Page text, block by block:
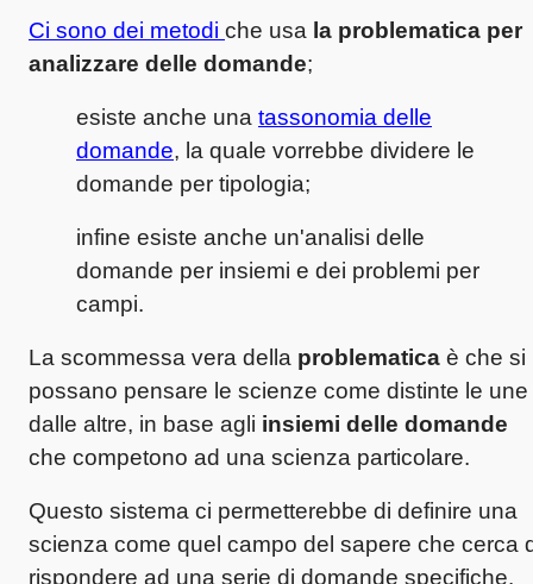
Ci sono dei metodi che usa la problematica per
analizzare delle domande;
esiste anche una tassonomia delle
domande, la quale vorrebbe dividere le
domande per tipologia;
infine esiste anche un'analisi delle
domande per insiemi e dei problemi per
campi.
La scommessa vera della problematica è che si
possano pensare le scienze come distinte le une
dalle altre, in base agli insiemi delle domande
che competono ad una scienza particolare.
Questo sistema ci permetterebbe di definire una
scienza come quel campo del sapere che cerca
rispondere ad una serie di domande specifiche.